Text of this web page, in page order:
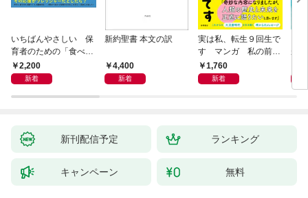
いちばんやさしい 保
育者のための「食べな
い子」サポートＢＯＯ
Ｋ 偏食・少食のお悩
2,200
新着
新約聖書 本文の訳
4,400
新着
実は私、転生９回生で
す マンガ 私の前世
物語1,760
新着
が
新刊配信予定 ランキング
キャンペーン 無料